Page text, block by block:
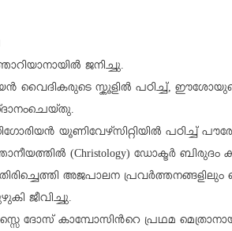
ജനിച്ചു.
വൈദികരുടെ സ്കൂളില്‍ പഠിച്ച്,
യൂണിവേഴ്സിറ്റിയില്‍ പഠിച്ച്
(Christology) ഡോക്ടര്‍ ബിരുദം
അജപാലന പ്രവര്‍ത്തനങ്ങളിലും
ജീവിച്ചു.
ദോസ് കാമ്പോസിന്‍റെ പ്രഥമ